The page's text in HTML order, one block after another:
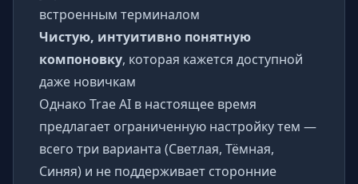
встроенным терминалом
Чистую, интуитивно понятную
компоновку, которая кажется доступной
даже новичкам
Однако Trae AI в настоящее время
предлагает ограниченную настройку тем —
всего три варианта (Светлая, Тёмная,
Синяя) и не поддерживает сторонние